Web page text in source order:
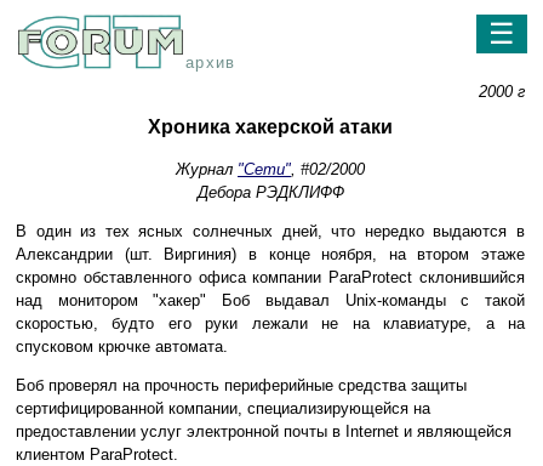
архив
☰
2000 г
Хроника хакерской атаки
Журнал "Сети", #02/2000
Дебора РЭДКЛИФФ
В один из тех ясных солнечных дней, что нередко выдаются в
Александрии (шт. Виргиния) в конце ноября, на втором этаже
скромно обставленного офиса компании ParaProtect склонившийся
над монитором "хакер" Боб выдавал Unix-команды с такой
скоростью, будто его руки лежали не на клавиатуре, а на
спусковом крючке автомата.
Боб проверял на прочность периферийные средства защиты
сертифицированной компании, специализирующейся на
предоставлении услуг электронной почты в Internet и являющейся
клиентом ParaProtect.